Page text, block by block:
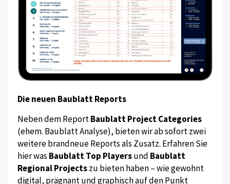
Die neuen Baublatt Reports
Neben dem ReportBaublatt Project Categories
(ehem. Baublatt Analyse), bieten wir ab sofort zwei
weitere brandneue Reports als Zusatz. Erfahren Sie
hier was Baublatt Top Playersund Baublatt
Regional Projectszu bieten haben – wie gewohnt
digital, prägnant und graphisch auf den Punkt